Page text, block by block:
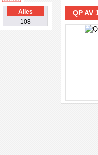
Alles
108
QP AV